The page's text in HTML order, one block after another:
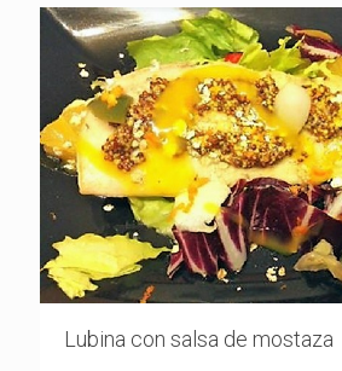
Lubina con salsa de mostaza